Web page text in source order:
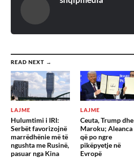
READ NEXT →
LAJME
Hulumtimi i IRI:
Serbët favorizojnë
marrëdhënie më të
ngushta me Rusinë,
pasuar nga Kina
LAJME
Ceuta, Trump dhe
Maroku; Aleanca
që po ngre
pikëpyetje në
Evropë